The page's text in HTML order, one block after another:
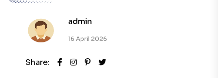
admin
16 April 2026
Share: